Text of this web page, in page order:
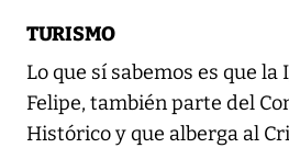
TURISMO
Lo que sí sabemos es que la
Felipe, también parte del
Histórico y que alberga al